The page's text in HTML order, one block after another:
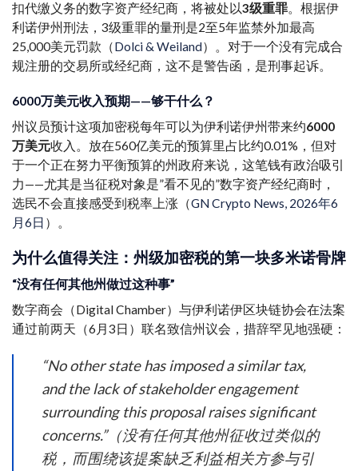
扣代缴义务的数字资产经纪商，将被处以3级重罪。根据伊
利诺伊州刑法，3级重罪的量刑是2至5年监禁外加最高
25,000美元罚款（Dolci & Weiland）。对于一个没有完成合
规注册的交易所或经纪商，这不是警告函，是刑事起诉。
6000万美元收入预期——够干什么？
州议员预计这项加密税每年可以为伊利诺伊州带来约6000
万美元收入。放在560亿美元的预算里占比约0.01%，但对
于一个正在努力平衡预算的州政府来说，这笔钱有政治吸引
力——尤其是当征税对象是”看不见的”数字资产经纪商时，
选民不会直接感受到税率上涨（GN Crypto News, 2026年6
月6日 ）。
为什么值得关注：州级加密税的第一块多米诺骨牌
“没有任何其他州做过这种事”
数字商会（Digital Chamber）与伊利诺伊区块链协会在法案
通过前两天（6月3日）联名致信州议会，措辞罕见地强硬：
“No other state has imposed a similar tax,
and the lack of stakeholder engagement
surrounding this proposal raises significant
concerns.”（没有任何其他州征收过类似的
税，而围绕该提案缺乏利益相关方参与引